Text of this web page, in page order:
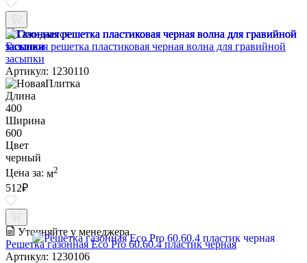
Ожидается
Газонная решетка пластиковая черная волна для гравийной
засыпки
Артикул: 1230110
Длина
400
Ширина
600
Цвет
черный
Цена за: м2
512₽
Уточняйте у менеджера
Решетка газонная Eco Pro 60.60.4 пластик черная
Артикул: 1230106